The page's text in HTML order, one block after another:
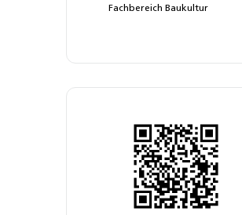
Fachbereich Baukultur